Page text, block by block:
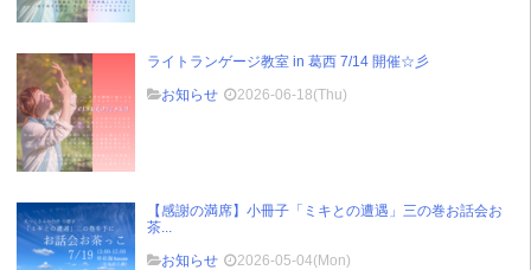
ライトランゲージ教室 in 葛西 7/14 開催☆彡
お知らせ
2026-06-18(Thu)
【感謝の満席】小冊子「ミキとの遭遇」三の巻お話会お
茶...
お知らせ
2026-05-04(Mon)